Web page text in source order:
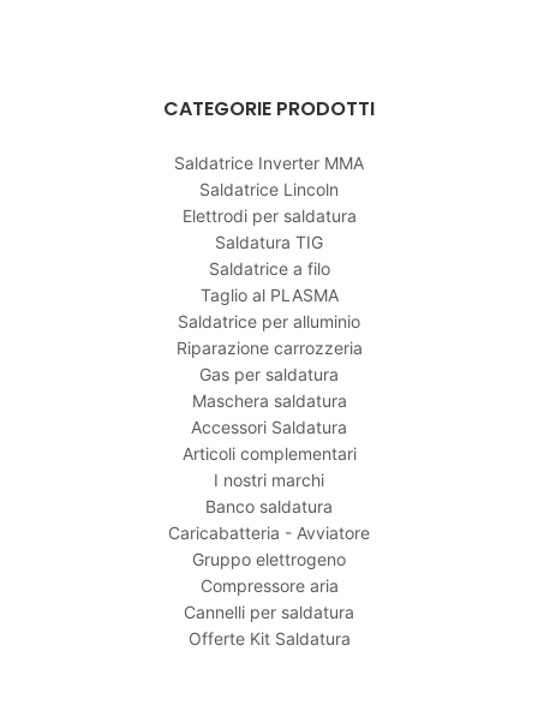
CATEGORIE PRODOTTI
Saldatrice Inverter MMA
Saldatrice Lincoln
Elettrodi per saldatura
Saldatura TIG
Saldatrice a filo
Taglio al PLASMA
Saldatrice per alluminio
Riparazione carrozzeria
Gas per saldatura
Maschera saldatura
Accessori Saldatura
Articoli complementari
I nostri marchi
Banco saldatura
Caricabatteria - Avviatore
Gruppo elettrogeno
Compressore aria
Cannelli per saldatura
Offerte Kit Saldatura